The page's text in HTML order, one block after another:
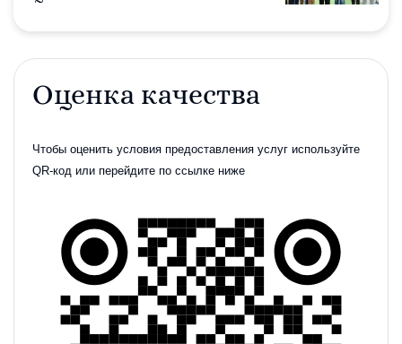
НОВОСТИ
18 мая 2023
НОВОСТИ
18 мая 2023
ГТО в детский сад
Оценка качества
Чтобы оценить условия предоставления услуг используйте
QR-код или перейдите по ссылке ниже